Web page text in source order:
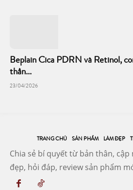
Beplain Cica PDRN và Retinol,
thần...
23/04/2026
TRANG CHỦ SẢN PHẨM LÀM ĐẸP
Chia sẻ bí quyết từ bản thân,
đẹp, hỏi đáp, review sản phẩm